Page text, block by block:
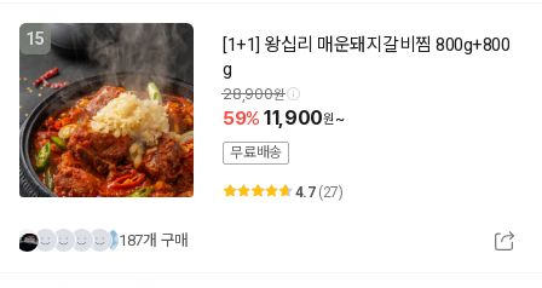
15
[1+1] 왕십리 매운돼지갈비찜 800g+800
g
28,900
59 11,900
~
무료배송
4.7 (27)
187개 구매